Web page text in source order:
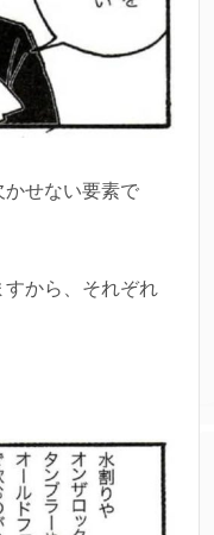
かせない要素で
から、それぞれ